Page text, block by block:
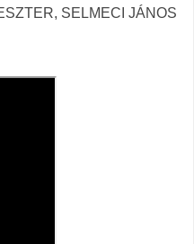
SELMECI JÁNOS